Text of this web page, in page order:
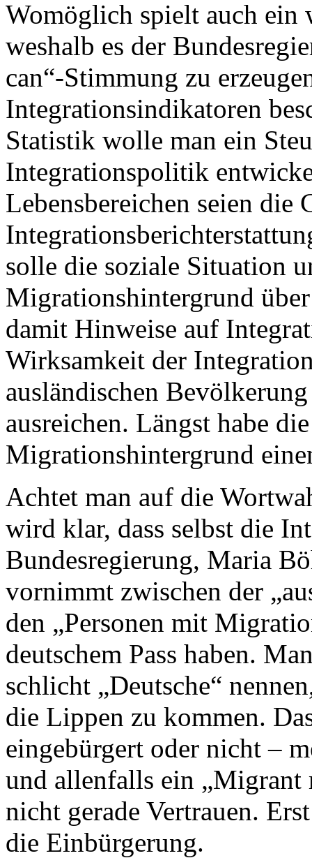
Womöglich spielt auch ein
weshalb es der
can“-Stimmung zu
Integrationsindikatoren
Statistik wolle man ein
Integrationspolitik
Lebensbereichen seien die
solle die soziale Situation
Migrationshintergrund
damit Hinweise auf
Wirksamkeit der
ausländischen
ausreichen. Längst habe
Migrationshintergrund
Achtet man auf die
wird klar, dass selbst die
Bundesregierung, Maria
vornimmt zwischen der
den „Personen mit
deutschem Pass haben.
schlicht „Deutsche“
die Lippen zu kommen.
eingebürgert oder nicht –
und allenfalls ein „Migrant
nicht gerade Vertrauen.
die Einbürgerung.